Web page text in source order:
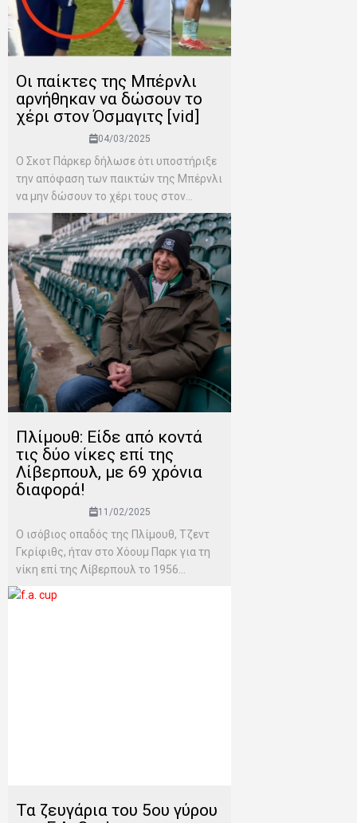
Οι παίκτες της Μπέρνλι
αρνήθηκαν να δώσουν το
χέρι στον Όσμαγιτς [vid]
04/03/2025
Ο Σκοτ Πάρκερ δήλωσε ότι υποστήριξε
την απόφαση των παικτών της Μπέρνλι
να μην δώσουν το χέρι τους στον...
Πλίμουθ: Eίδε από κοντά
τις δύο νίκες επί της
Λίβερπουλ, με 69 χρόνια
διαφορά!
11/02/2025
Ο ισόβιος οπαδός της Πλίμουθ, Τζεντ
Γκρίφιθς, ήταν στο Χόουμ Παρκ για τη
νίκη επί της Λίβερπουλ το 1956...
Τα ζευγάρια του 5ου γύρου